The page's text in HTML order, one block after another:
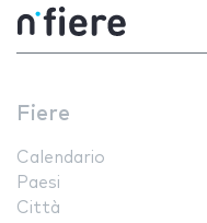
Fiere
Calendario
Paesi
Città